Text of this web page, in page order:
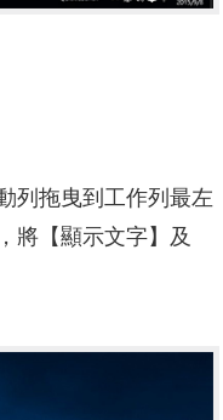
列拖曳到工作列最左
將【顯示文字】及